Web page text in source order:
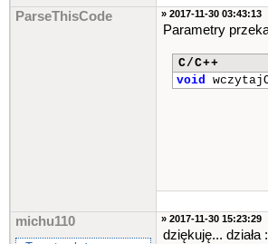
ParseThisCode » 2017-11-30 03:43:13
Parametry
C/C++
void
michu110 » 2017-11-30 15:23:29
dziękuję... działa